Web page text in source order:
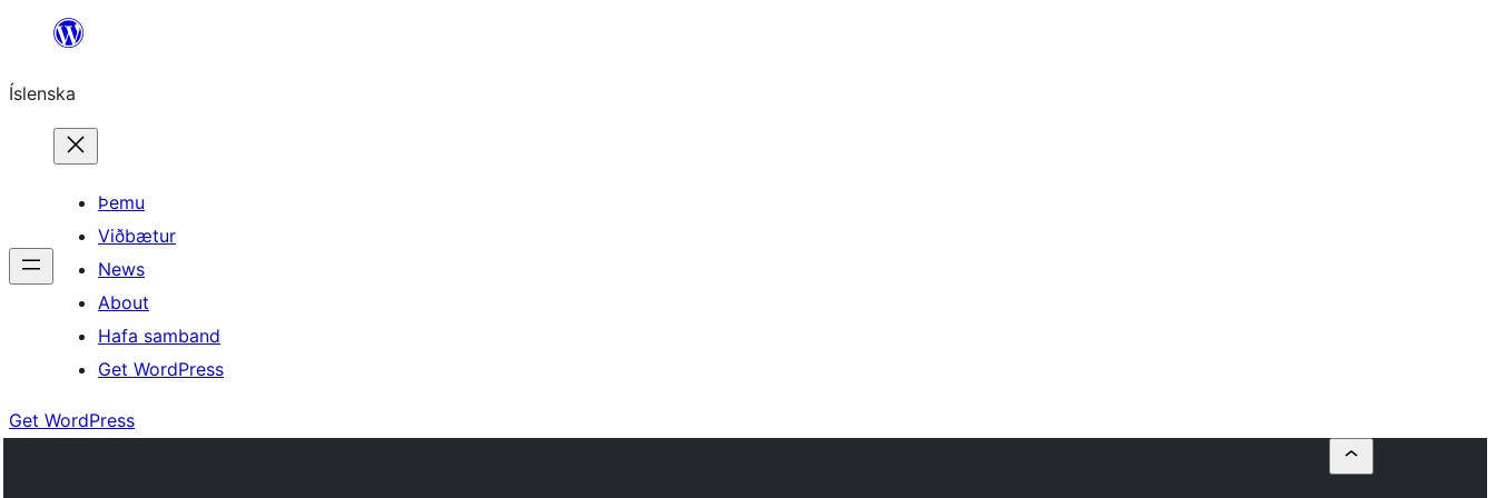
content
Íslenska
Þemu
Viðbætur
News
About
Hafa samband
Get WordPress
Get WordPress